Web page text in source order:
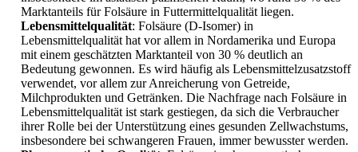
Marktanteils für Folsäure in Futtermittelqualität liegen.
Lebensmittelqualität: Folsäure (D-Isomer) in
Lebensmittelqualität hat vor allem in Nordamerika und Europa
mit einem geschätzten Marktanteil von 30 % deutlich an
Bedeutung gewonnen. Es wird häufig als Lebensmittelzusatzstoff
verwendet, vor allem zur Anreicherung von Getreide,
Milchprodukten und Getränken. Die Nachfrage nach Folsäure in
Lebensmittelqualität ist stark gestiegen, da sich die Verbraucher
ihrer Rolle bei der Unterstützung eines gesunden Zellwachstums,
insbesondere bei schwangeren Frauen, immer bewusster werden.